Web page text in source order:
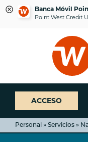
Banca Móvil
Point West Credit
sesión
banca
web
ACCESO
Personal » Servicios »